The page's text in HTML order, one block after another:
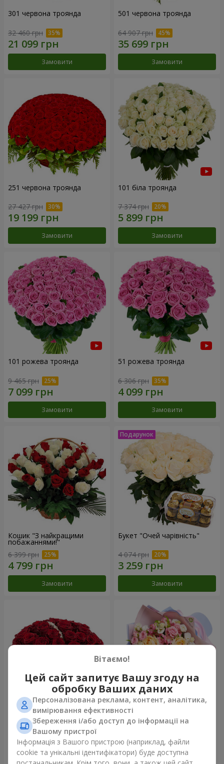
301 червона троянда
32 460 грн
Замовити
501 червона троянда
64 907 грн
Замовити
251 червона троянда
27 427 грн
Замовити
101 біла троянда
7 374 грн
Замовити
101 рожева троянда
9 465 грн
Замовити
51 рожева троянда
6 306 грн
Замовити
Кошик "З найкращими
побажаннями!"
6 399 грн
Замовити
Букет "Очей чарівність"
4 074 грн
Замовити
Кошик "51 червона
троянда"
6 570 грн
Замовити
Букет "Казка мого життя"
Замовити
Вітаємо!
Цей сайт запитує Вашу згоду на
обробку Ваших даних
Персоналізована реклама, контент, аналітика,
вимірювання ефективності
Збереження і/або доступ до інформації на
Вашому пристрої
Інформація з Вашого пристрою (наприклад, файли
cookie та унікальні ідентифікатори) буде доступна